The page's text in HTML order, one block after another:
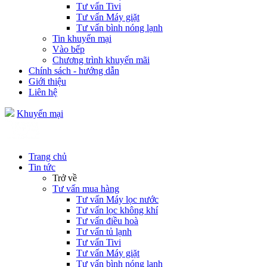
Tư vấn Tivi
Tư vấn Máy giặt
Tư vấn bình nóng lạnh
Tin khuyến mại
Vào bếp
Chương trình khuyến mãi
Chính sách - hướng dẫn
Giới thiệu
Liên hệ
Khuyến mại
Trang chủ
Tin tức
Trở về
Tư vấn mua hàng
Tư vấn Máy lọc nước
Tư vấn lọc không khí
Tư vấn điều hoà
Tư vấn tủ lạnh
Tư vấn Tivi
Tư vấn Máy giặt
Tư vấn bình nóng lạnh